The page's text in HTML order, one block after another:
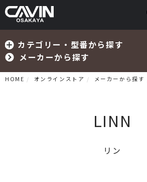
カテゴリー・型番から探す
メーカーから探す
HOME オンラインストア メーカーから探す
LINN
リン